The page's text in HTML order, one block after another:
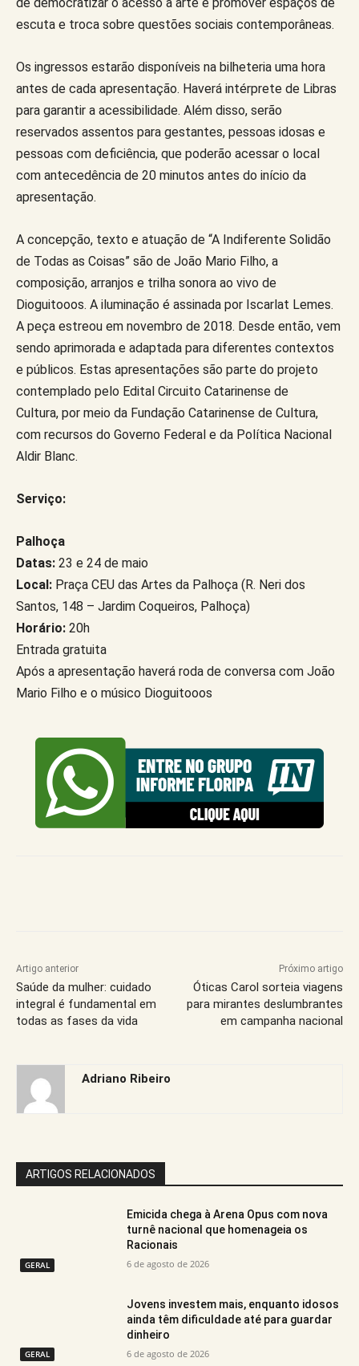
escuta e troca sobre questões sociais contemporâneas.
Os ingressos estarão disponíveis na bilheteria uma hora
antes de cada apresentação. Haverá intérprete de Libras
para garantir a acessibilidade. Além disso, serão
reservados assentos para gestantes, pessoas idosas e
pessoas com deficiência, que poderão acessar o local
com antecedência de 20 minutos antes do início da
apresentação.
A concepção, texto e atuação de “A Indiferente Solidão
de Todas as Coisas” são de João Mario Filho, a
composição, arranjos e trilha sonora ao vivo de
Dioguitooos. A iluminação é assinada por Iscarlat Lemes.
A peça estreou em novembro de 2018. Desde então, vem
sendo aprimorada e adaptada para diferentes contextos
e públicos. Estas apresentações são parte do projeto
contemplado pelo Edital Circuito Catarinense de
Cultura, por meio da Fundação Catarinense de Cultura,
com recursos do Governo Federal e da Política Nacional
Aldir Blanc.
Serviço:
Palhoça
Datas: 23 e 24 de maio
Local: Praça CEU das Artes da Palhoça (R. Neri dos
Santos, 148 – Jardim Coqueiros, Palhoça)
Horário: 20h
Entrada gratuita
Após a apresentação haverá roda de conversa com João
Mario Filho e o músico Dioguitooos
Artigo anterior
Saúde da mulher: cuidado
integral é fundamental em
todas as fases da vida
Próximo artigo
Óticas Carol sorteia viagens
para mirantes deslumbrantes
em campanha nacional
Adriano Ribeiro
ARTIGOS RELACIONADOS
GERAL
Emicida chega à Arena Opus com nova
turnê nacional que homenageia os
Racionais
6 de agosto de 2026
GERAL
Jovens investem mais, enquanto idosos
ainda têm dificuldade até para guardar
dinheiro
6 de agosto de 2026